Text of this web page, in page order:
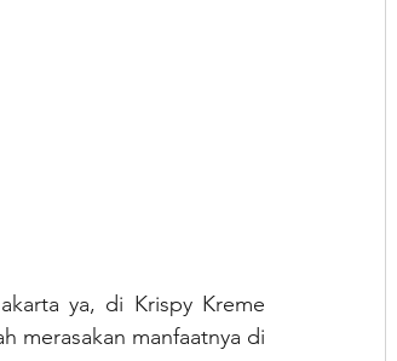
ya, di Krispy Kreme
merasakan manfaatnya di